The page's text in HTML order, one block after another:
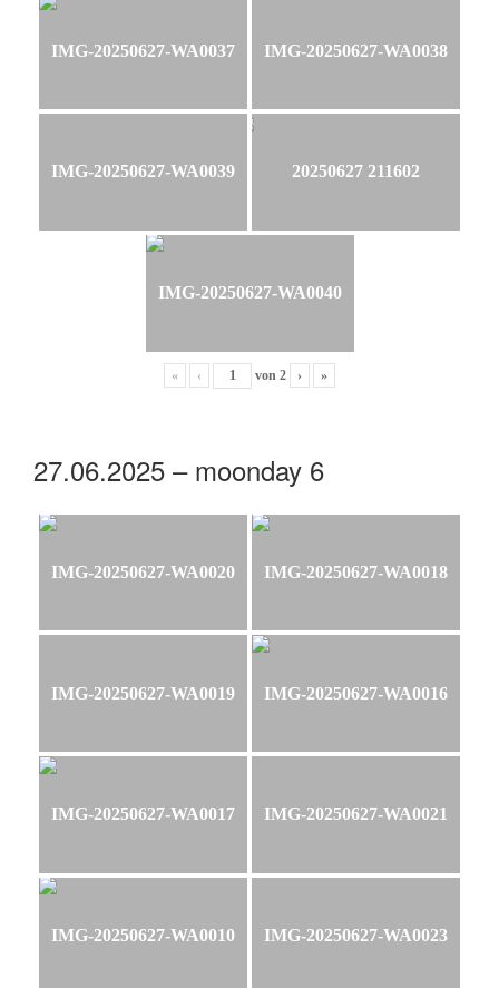
IMG-20250627-WA0037 IMG-20250627-WA0038
IMG-20250627-WA0039 20250627 211602
IMG-20250627-WA0040
« ‹ von 2 › »
27.06.2025 – moonday 6
IMG-20250627-WA0020 IMG-20250627-WA0018
IMG-20250627-WA0019 IMG-20250627-WA0016
IMG-20250627-WA0017 IMG-20250627-WA0021
IMG-20250627-WA0010 IMG-20250627-WA0023